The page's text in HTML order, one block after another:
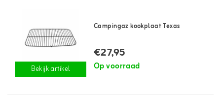
Bekijk artikel
Campingaz kookplaat Texas
€27,95
Op voorraad